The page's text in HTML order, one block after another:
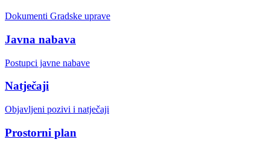
Dokumenti Gradske uprave
Javna nabava
Postupci javne nabave
Natječaji
Objavljeni pozivi i natječaji
Prostorni plan